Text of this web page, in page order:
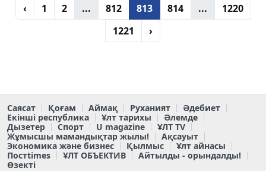
‹ 1 2 ... 812 813 814 ...
1220
1221
›
Саясат Қоғам Аймақ Руханият
Әдебиет
Екінші республика
Ұлт тарихы
Әлемде
Дызетер
Спорт U magazine
ҰЛТ TV
Жұмысшы мамандықтар жылы!
Ақсауыт
Экономика және бизнес
Қылмыс
Ұлт айнасы
Постtimes
ҰЛТ ОБЪЕКТИВ
Айтылды - орындалды!
Өзекті